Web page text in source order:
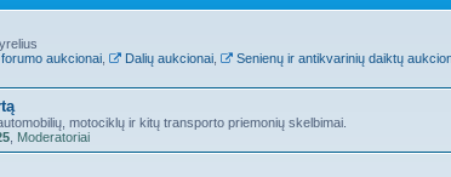
aukcionai, Dalių aukcionai, Senienų ir antikvarinių daiktų
motociklų ir kitų transporto priemonių skelbimai.
Moderatoriai